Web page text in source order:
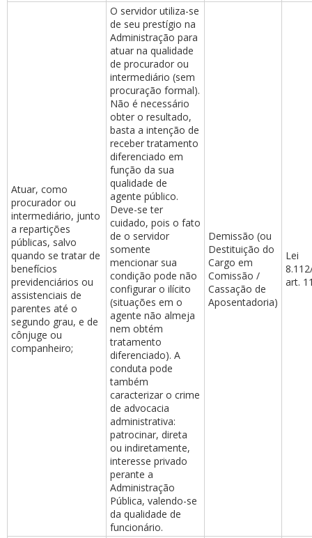
Atuar, como
procurador ou
intermediário, junto
a repartições
públicas, salvo
quando se tratar de
benefícios
previdenciários ou
assistenciais de
parentes até o
segundo grau, e de
cônjuge ou
companheiro;
O servidor utiliza-se
de seu prestígio na
Administração para
atuar na qualidade
de procurador ou
intermediário (sem
procuração formal).
Não é necessário
obter o resultado,
basta a intenção de
receber tratamento
diferenciado em
função da sua
qualidade de
agente público.
Deve-se ter
cuidado, pois o fato
de o servidor
somente
mencionar sua
condição pode não
configurar o ilícito
(situações em o
agente não almeja
nem obtém
tratamento
diferenciado). A
conduta pode
também
caracterizar o crime
de advocacia
administrativa:
patrocinar, direta
ou indiretamente,
interesse privado
perante a
Administração
Pública, valendo-se
da qualidade de
funcionário.
Demissão (ou
Destituição do
Cargo em
Comissão /
Cassação de
Aposentadoria)
Lei
art.